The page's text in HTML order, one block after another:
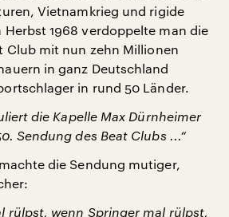
Vietnamkrieg und rigide
Herbst 1968 verdoppelte man die
Club mit nun zehn Millionen
in ganz Deutschland
in rund 50 Länder.
die Kapelle Max Dürnheimer
Sendung des Beat Clubs ...“
die Sendung mutiger,
rülpst, wenn Springer mal rülpst,